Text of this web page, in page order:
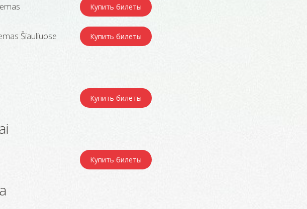
Купить билеты
Šiauliuose Купить билеты
Купить билеты
Купить билеты